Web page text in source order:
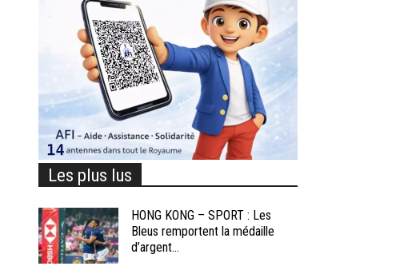
Les plus lus
HONG KONG – SPORT : Les
Bleus remportent la médaille
d’argent...